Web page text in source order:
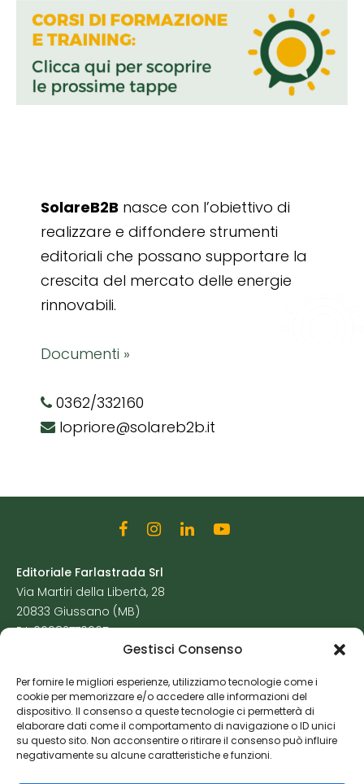
Gestisci Consenso
Per fornire le migliori esperienze, utilizziamo tecnologie come i
cookie per memorizzare e/o accedere alle informazioni del
dispositivo. Il consenso a queste tecnologie ci permetterà di
elaborare dati come il comportamento di navigazione o ID unici
su questo sito. Non acconsentire o ritirare il consenso può influire
negativamente su alcune caratteristiche e funzioni.
SolareB2B nasce con l’obiettivo di
realizzare e diffondere strumenti
editoriali che possano supportare la
crescita del mercato delle energie
rinnovabili.
Documenti »
0362/332160
lopriore@solareb2b.it
Editoriale Farlastrada Srl
Via Martiri della Libertà, 28
20833 Giussano (MB)
P.I. 06982770965
Cookie Policy
Risorse Aggiuntive